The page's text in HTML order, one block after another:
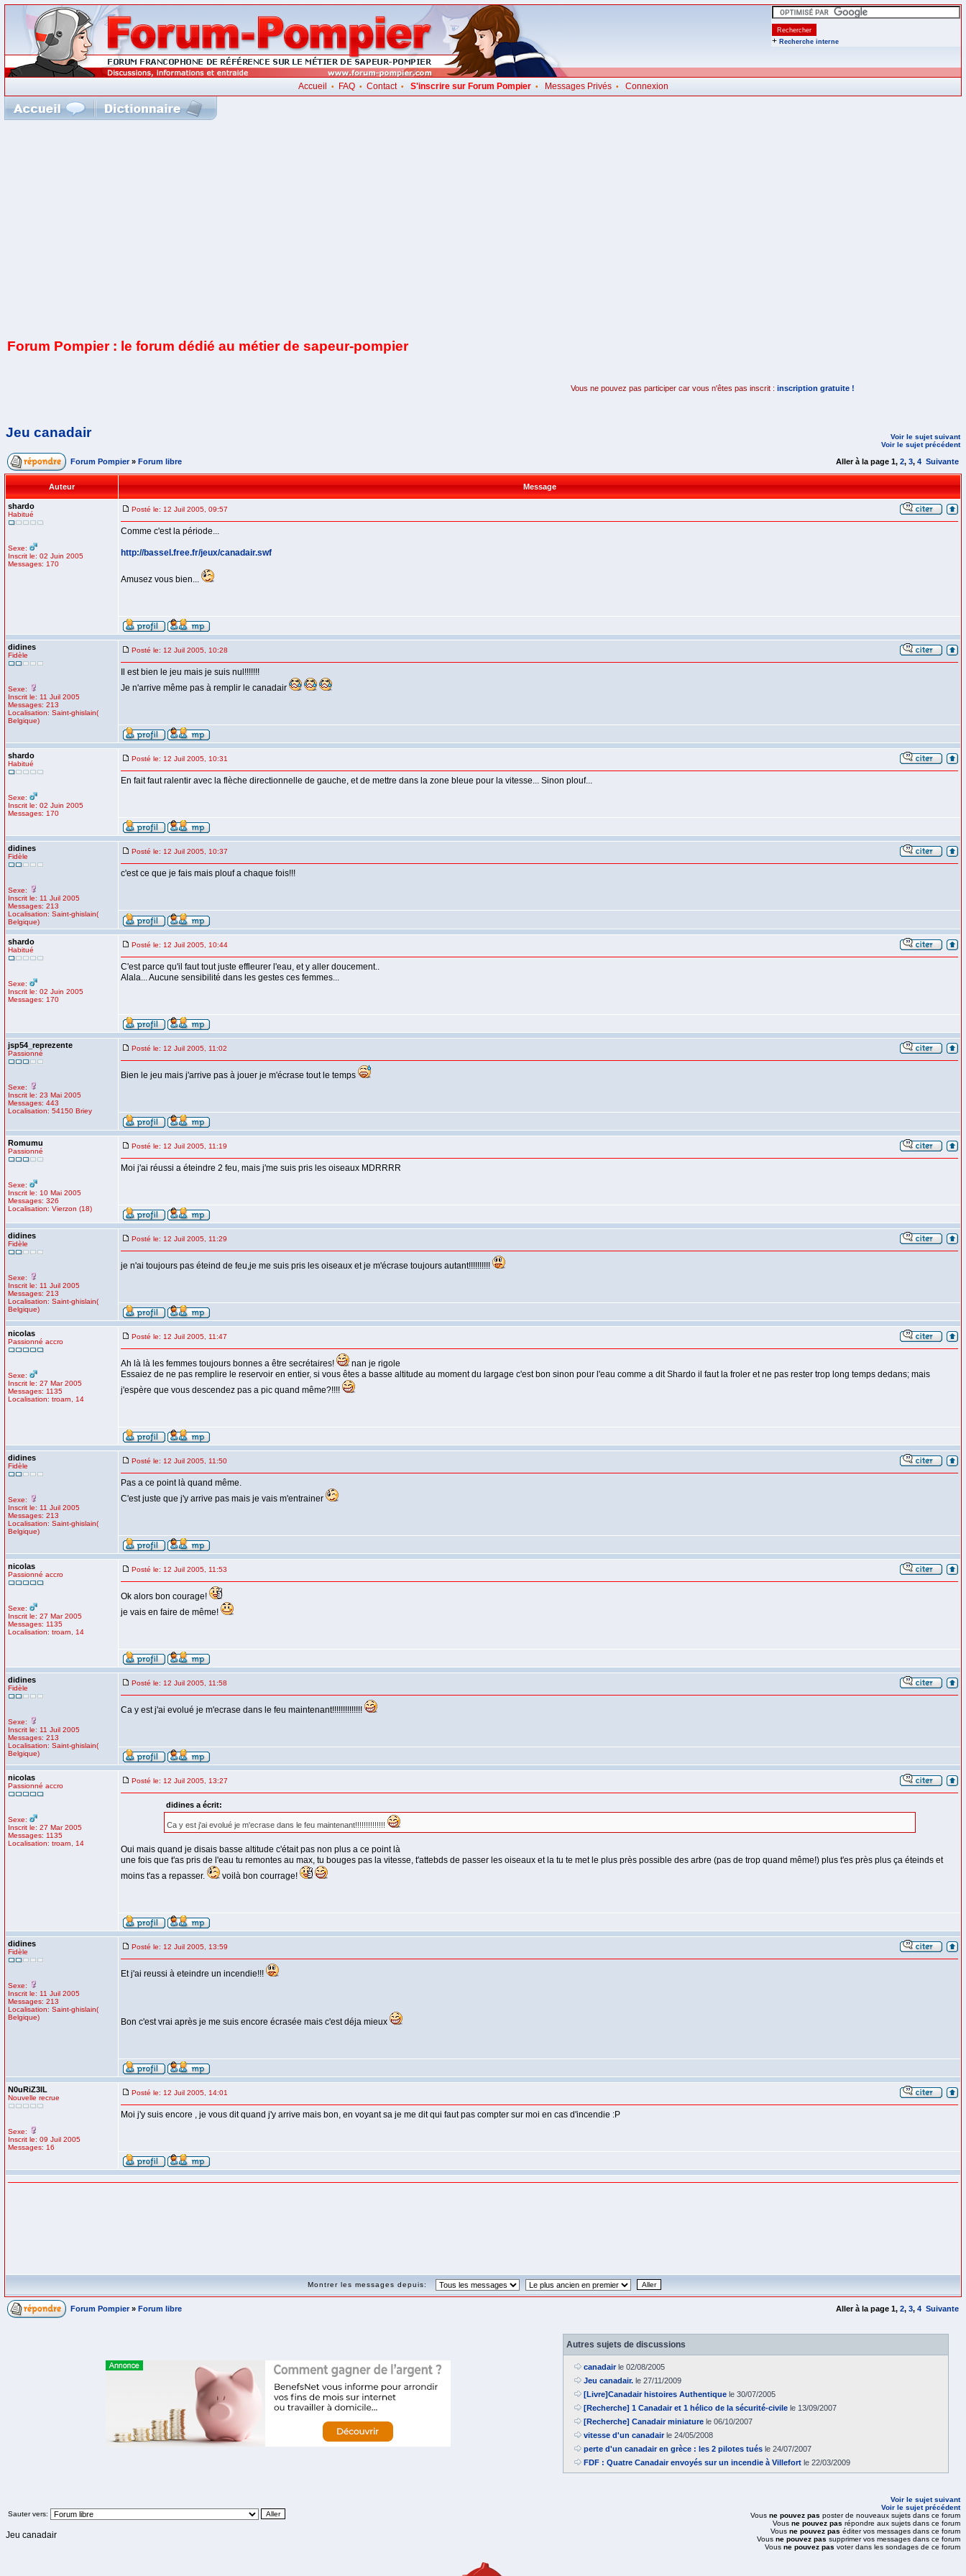
+ Recherche interne
Accueil • FAQ• Contact• S'inscrire sur Forum Pompier• Messages Privés• Connexion
Forum Pompier : le forum dédié au métier de sapeur-pompier
Vous ne pouvez pas participer car vous n'êtes pas inscrit : inscription gratuite !
Jeu canadair
Voir le sujet suivant
Voir le sujet précédent
Forum Pompier » Forum libre Aller à la page 1, 2, 3, 4 Suivante
Auteur Message
shardo
Habitué
Sexe:
Inscrit le: 02 Juin 2005
Messages: 170
Posté le: 12 Juil 2005, 09:57
Comme c'est la période...
http://bassel.free.fr/jeux/canadair.swf
Amusez vous bien...
didines
Fidèle
Sexe:
Inscrit le: 11 Juil 2005
Messages: 213
Localisation: Saint-ghislain(
Belgique)
Posté le: 12 Juil 2005, 10:28
Il est bien le jeu mais je suis nul!!!!!!!
Je n'arrive même pas à remplir le canadair
shardo
Habitué
Sexe:
Inscrit le: 02 Juin 2005
Messages: 170
Posté le: 12 Juil 2005, 10:31
En fait faut ralentir avec la flèche directionnelle de gauche, et de mettre dans la zone bleue pour la vitesse... Sinon plouf...
didines
Fidèle
Sexe:
Inscrit le: 11 Juil 2005
Messages: 213
Localisation: Saint-ghislain(
Belgique)
Posté le: 12 Juil 2005, 10:37
c'est ce que je fais mais plouf a chaque fois!!!
shardo
Habitué
Sexe:
Inscrit le: 02 Juin 2005
Messages: 170
Posté le: 12 Juil 2005, 10:44
C'est parce qu'il faut tout juste effleurer l'eau, et y aller doucement..
Alala... Aucune sensibilité dans les gestes ces femmes...
jsp54_reprezente
Passionné
Sexe:
Inscrit le: 23 Mai 2005
Messages: 443
Localisation: 54150 Briey
Posté le: 12 Juil 2005, 11:02
Bien le jeu mais j'arrive pas à jouer je m'écrase tout le temps
Romumu
Passionné
Sexe:
Inscrit le: 10 Mai 2005
Messages: 326
Localisation: Vierzon (18)
Posté le: 12 Juil 2005, 11:19
Moi j'ai réussi a éteindre 2 feu, mais j'me suis pris les oiseaux MDRRRR
didines
Fidèle
Sexe:
Inscrit le: 11 Juil 2005
Messages: 213
Localisation: Saint-ghislain(
Belgique)
Posté le: 12 Juil 2005, 11:29
je n'ai toujours pas éteind de feu,je me suis pris les oiseaux et je m'écrase toujours autant!!!!!!!!!!
nicolas
Passionné accro
Sexe:
Inscrit le: 27 Mar 2005
Messages: 1135
Localisation: troarn, 14
Posté le: 12 Juil 2005, 11:47
Ah là là les femmes toujours bonnes a être secrétaires!
nan je rigole
Essaiez de ne pas remplire le reservoir en entier, si vous êtes a basse altitude au moment du largage c'est bon sinon pour l'eau comme a dit Shardo il faut la froler et ne pas rester trop long temps dedans; mais
j'espère que vous descendez pas a pic quand même?!!!!
didines
Fidèle
Sexe:
Inscrit le: 11 Juil 2005
Messages: 213
Localisation: Saint-ghislain(
Belgique)
Posté le: 12 Juil 2005, 11:50
Pas a ce point là quand même.
C'est juste que j'y arrive pas mais je vais m'entrainer
nicolas
Passionné accro
Sexe:
Inscrit le: 27 Mar 2005
Messages: 1135
Localisation: troarn, 14
Posté le: 12 Juil 2005, 11:53
Ok alors bon courage!
je vais en faire de même!
didines
Fidèle
Sexe:
Inscrit le: 11 Juil 2005
Messages: 213
Localisation: Saint-ghislain(
Belgique)
Posté le: 12 Juil 2005, 11:58
Ca y est j'ai evolué je m'ecrase dans le feu maintenant!!!!!!!!!!!!!!
nicolas
Passionné accro
Sexe:
Inscrit le: 27 Mar 2005
Messages: 1135
Localisation: troarn, 14
Posté le: 12 Juil 2005, 13:27
didines a écrit:
Ca y est j'ai evolué je m'ecrase dans le feu maintenant!!!!!!!!!!!!!!
Oui mais quand je disais basse altitude c'était pas non plus a ce point là
une fois que t'as pris de l'eau tu remontes au max, tu bouges pas la vitesse, t'attebds de passer les oiseaux et la tu te met le plus près possible des arbre (pas de trop quand même!) plus t'es près plus ça éteinds et
moins t'as a repasser.
voilà bon courrage!
didines
Fidèle
Sexe:
Inscrit le: 11 Juil 2005
Messages: 213
Localisation: Saint-ghislain(
Belgique)
Posté le: 12 Juil 2005, 13:59
Et j'ai reussi à eteindre un incendie!!!
Bon c'est vrai après je me suis encore écrasée mais c'est déja mieux
N0uRiZ3lL
Nouvelle recrue
Sexe:
Inscrit le: 09 Juil 2005
Messages: 16
Posté le: 12 Juil 2005, 14:01
Moi j'y suis encore , je vous dit quand j'y arrive mais bon, en voyant sa je me dit qui faut pas compter sur moi en cas d'incendie :P
Montrer les messages depuis:
Forum Pompier » Forum libre Aller à la page 1, 2, 3, 4 Suivante
Autres sujets de discussions
canadairle 02/08/2005
Jeu canadair. le 27/11/2009
[Livre]Canadair histoires Authentique le 30/07/2005
[Recherche] 1 Canadair et 1 hélico de la sécurité-civile le 13/09/2007
[Recherche] Canadair miniature le 06/10/2007
vitesse d'un canadairle 24/05/2008
perte d'un canadair en grèce : les 2 pilotes tués le 24/07/2007
FDF : Quatre Canadair envoyés sur un incendie à Villefort le 22/03/2009
Sauter vers:
Jeu canadair
Voir le sujet suivant
Voir le sujet précédent
Vous ne pouvez pas poster de nouveaux sujets dans ce forum
Vous ne pouvez pas répondre aux sujets dans ce forum
Vous ne pouvez pas éditer vos messages dans ce forum
Vous ne pouvez pas supprimer vos messages dans ce forum
Vous ne pouvez pas voter dans les sondages de ce forum